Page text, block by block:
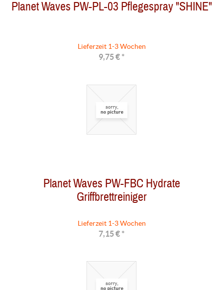
Planet Waves PW-PL-03 Pflegespray "SHINE"
Lieferzeit 1-3 Wochen
9,75 € *
Planet Waves PW-FBC Hydrate
Griffbrettreiniger
Lieferzeit 1-3 Wochen
7,15 € *